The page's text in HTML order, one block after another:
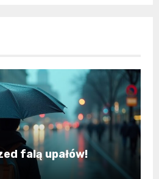
falą upałów!